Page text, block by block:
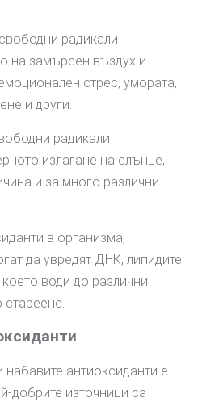
радикали
на замърсен въздух и
стрес, умората,
и други.
радикали
излагане на слънце,
и за много различни
в организма,
да увредят ДНК, липидите
което води до различни
стареене.
антиоксиданти е
добрите източници са